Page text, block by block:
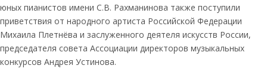
юных пианистов имени С.В. Рахманинова также поступили
приветствия от народного артиста Российской Федерации
Михаила Плетнёва и заслуженного деятеля искусств России,
председателя совета Ассоциации директоров музыкальных
конкурсов Андрея Устинова.